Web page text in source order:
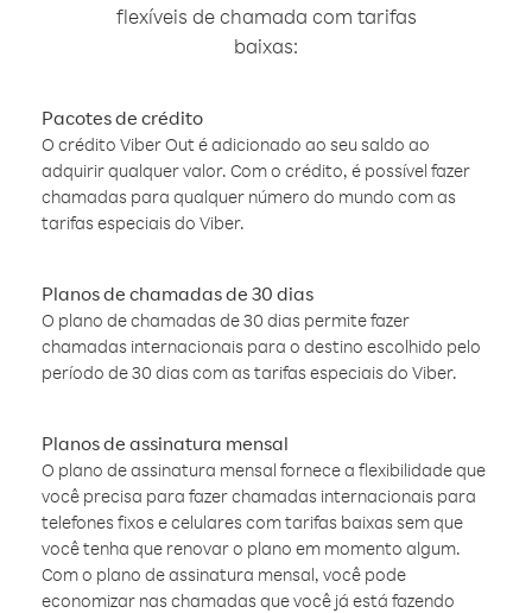
flexíveis de chamada com tarifas
baixas:
Pacotes de crédito
O crédito Viber Out é adicionado ao seu saldo ao
adquirir qualquer valor. Com o crédito, é possível fazer
chamadas para qualquer número do mundo com as
tarifas especiais do Viber.
Planos de chamadas de 30 dias
O plano de chamadas de 30 dias permite fazer
chamadas internacionais para o destino escolhido pelo
período de 30 dias com as tarifas especiais do Viber.
Planos de assinatura mensal
O plano de assinatura mensal fornece a flexibilidade que
você precisa para fazer chamadas internacionais para
telefones fixos e celulares com tarifas baixas sem que
você tenha que renovar o plano em momento algum.
Com o plano de assinatura mensal, você pode
economizar nas chamadas que você já está fazendo